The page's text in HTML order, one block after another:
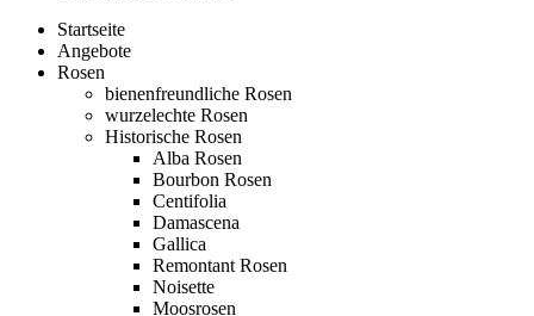
Startseite
Angebote
Rosen
bienenfreundliche Rosen
wurzelechte Rosen
Historische Rosen
Alba Rosen
Bourbon Rosen
Centifolia
Damascena
Gallica
Remontant Rosen
Noisette
Moosrosen